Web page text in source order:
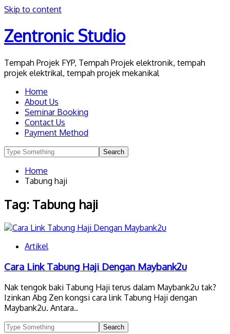
Skip to content
Zentronic Studio
Tempah Projek FYP, Tempah Projek elektronik, tempah
projek elektrikal, tempah projek mekanikal
Home
About Us
Seminar Booking
Contact Us
Payment Method
Home
Tabung haji
Tag: Tabung haji
Artikel
Cara Link Tabung Haji Dengan Maybank2u
Nak tengok baki Tabung Haji terus dalam Maybank2u tak?
Izinkan Abg Zen kongsi cara link Tabung Haji dengan
Maybank2u. Antara..